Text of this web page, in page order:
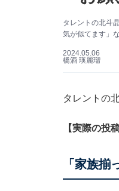
タレントの北斗
気が似てます」
2024.05.06
橋酒 瑛麗瑠
タレントの
【実際の投
「家族揃